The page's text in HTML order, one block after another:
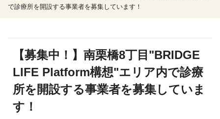
で診療所を開設する事業者を募集しています！
【募集中！】南栗橋8丁目"BRIDGE
LIFE Platform構想"エリア内で診療
所を開設する事業者を募集していま
す！